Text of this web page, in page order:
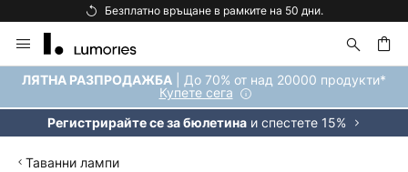
Безплатно връщане в рамките на 50 дни.
Прескачане
към
съдържанието
ЛЯТНА РАЗПРОДАЖБА | До 70% от над 20000 продукти*
Купете сега
Регистрирайте се за бюлетинаи спестете 15%
Таванни лампи